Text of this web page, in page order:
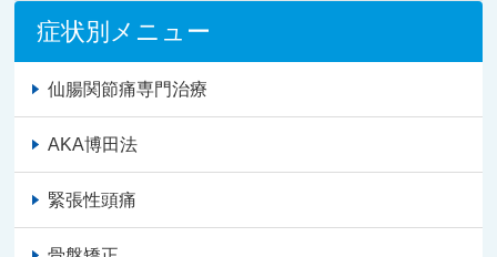
症状別メニュー
仙腸関節痛専門治療
AKA博田法
緊張性頭痛